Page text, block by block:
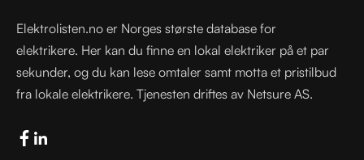
Elektrolisten.no er Norges største database for
elektrikere. Her kan du finne en lokal elektriker på et par
sekunder, og du kan lese omtaler samt motta et pristilbud
fra lokale elektrikere. Tjenesten driftes av Netsure AS.